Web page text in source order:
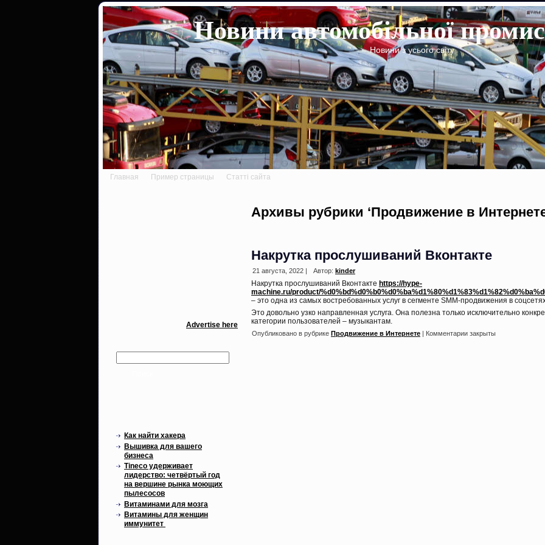
Новини автомобільної
Новини з усього світу
Главная Пример страницы Статті сайта
Advertise here
Как найти хакера
Вышивка для вашего
бизнеса
Tineco удерживает
лидерство: четвёртый год
на вершине рынка моющих
пылесосов
Витаминами для мозга
Витамины для женщин
иммунитет
Архивы рубрики ‘Продвижение в
Накрутка прослушиваний Вконтакте
21 августа, 2022 | Автор: kinder
Накрутка прослушиваний Вконтакте https://hype-
machine.ru/product/
– это одна из самых востребованных услуг в сегменте SMM-продвижения в
Это довольно узко направленная услуга. Она полезна только исключительно
категории пользователей – музыкантам.
Опубликовано в рубрике Продвижение в Интернете Комментарии закрыты